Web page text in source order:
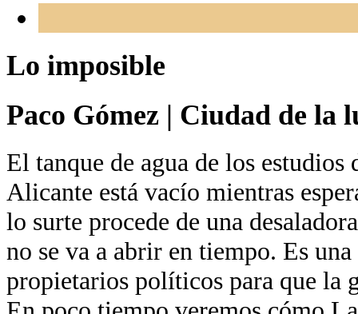
Lo imposible
Paco Gómez | Ciudad de la
El tanque de agua de los
Alicante está vacío mientras
lo surte procede de una
no se va a abrir en tiempo. Es
propietarios políticos para que la